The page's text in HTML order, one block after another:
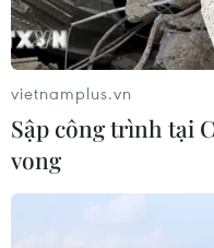
vietnamplus.vn
Sập công trình tại
vong